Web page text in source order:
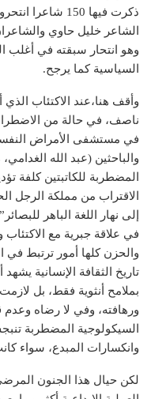
ذكرت فيها 150
الشاعر خليل حاوي
وهو انتحار سبقته في أغلب
السياسية كما يرجح.
وأقف هنا،عند الاكتئاب الذي
ناصف، في حالة من
في مستشفى الأمراض
والباحثين (عبد الله
المضطربة للكاتبتين كلفة
الاقتراب من مملكة
إلى نهار اللغة الباهر
في علاقة جبرية مع الاكتئاب
والحزن كلها أمور ترتبط في
تاريخ الثقافة الإنسانية
بملامح أنثوية فقط، بل
ورهافته، وفي لا رضاه وعدم
السيكولوجية المضطربة
وانكسارات المبدع، سواء
لكن حيال هذا الجنون